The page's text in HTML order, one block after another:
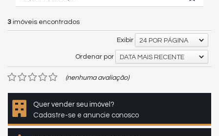
3 imóveis encontrados
Exibir 24 POR PÁGINA
Ordenar por DATA MAIS RECENTE
(nenhuma avaliação)
Quer vender seu imóvel?
Cadastre-se e anuncie conosco